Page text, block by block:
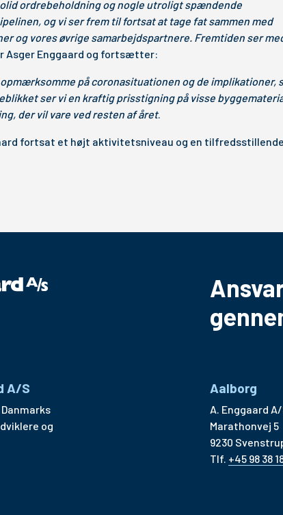
ordrebeholdning og nogle utroligt spændende
og vi ser frem til fortsat at tage fat sammen med
og vores øvrige samarbejdspartnere. Fremtiden ser
Asger Enggaard og fortsætter:
på coronasituationen og de implikationer,
ser vi en kraftig prisstigning på visse
der vil vare ved resten af året.
fortsat et højt aktivitetsniveau og en
A/S
og
Aalborg
A. Enggaard
Marathonvej 5
9230
Tlf. +45 98 38